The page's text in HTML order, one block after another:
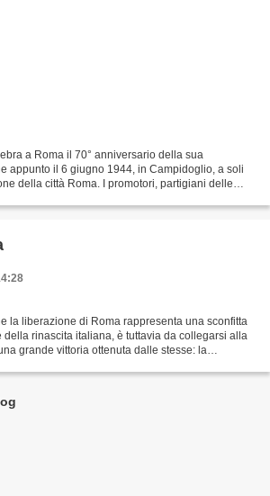
a Roma il 70° anniversario della sua
appunto il 6 giugno 1944, in Campidoglio, a soli
della città Roma. I promotori, partigiani delle
la liberazione di Roma rappresenta una sconfitta
rinascita italiana, è tuttavia da collegarsi alla
grande vittoria ottenuta dalle stesse: la